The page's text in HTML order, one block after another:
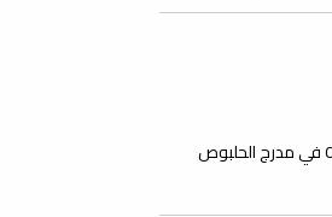
تتشرف كلية العلوم بدعوة الجميع لحضور فعالية اليوم العالمي للسكري يوم الخميس 03/11/2023 في مدرج الحلبوص